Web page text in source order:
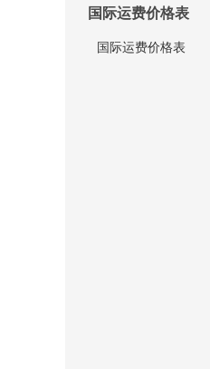
国际运费价格表
国际运费价格表